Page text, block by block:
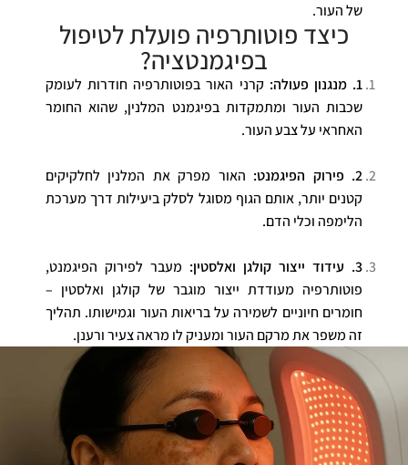
של העור.
כיצד פוטותרפיה פועלת לטיפול
בפיגמנטציה?
1. מנגנון פעולה:
קרני האור בפוטותרפיה חודרות לעומק
שכבות העור ומתמקדות בפיגמנט המלנין, שהוא החומר
האחראי על צבע העור.
2. פירוק הפיגמנט:
האור מפרק את המלנין לחלקיקים
קטנים יותר, אותם הגוף מסוגל לסלק ביעילות דרך מערכת
הלימפה וכלי הדם.
3. עידוד ייצור קולגן ואלסטין:
מעבר לפירוק הפיגמנט,
פוטותרפיה מעודדת ייצור מוגבר של קולגן ואלסטין –
חומרים חיוניים לשמירה על בריאות העור וגמישותו. תהליך
זה משפר את מרקם העור ומעניק לו מראה צעיר ורענן.